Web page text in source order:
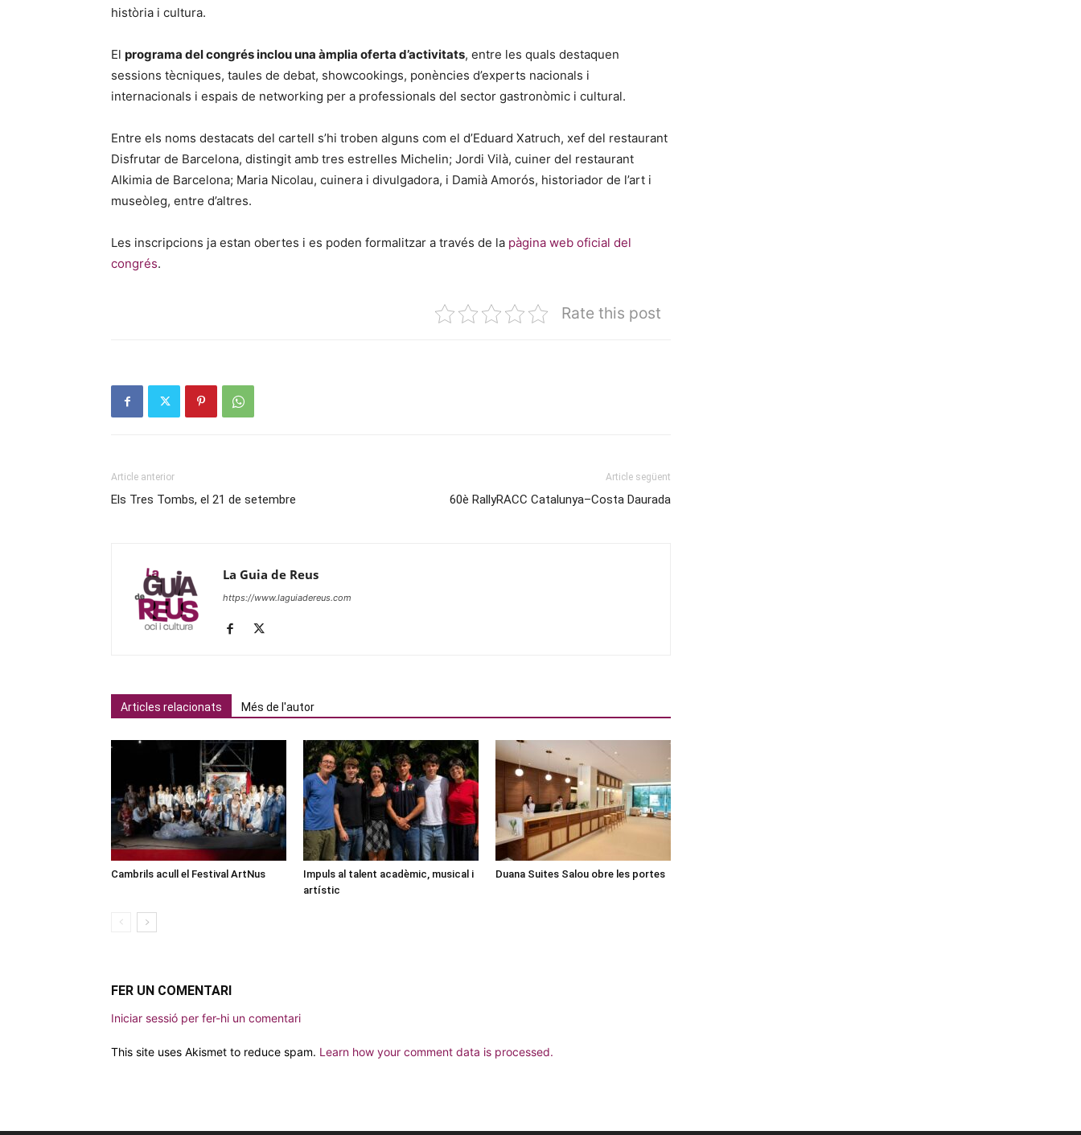
història i cultura.
El programa del congrés inclou una àmplia oferta d’activitats, entre les quals destaquen
sessions tècniques, taules de debat, showcookings, ponències d’experts nacionals i
internacionals i espais de networking per a professionals del sector gastronòmic i cultural.
Entre els noms destacats del cartell s’hi troben alguns com el d’Eduard Xatruch, xef del restaurant
Disfrutar de Barcelona, distingit amb tres estrelles Michelin; Jordi Vilà, cuiner del restaurant
Alkimia de Barcelona; Maria Nicolau, cuinera i divulgadora, i Damià Amorós, historiador de l’art i
museòleg, entre d’altres.
Les inscripcions ja estan obertes i es poden formalitzar a través de la pàgina web oficial del
congrés.
Rate this post
Article anterior
Els Tres Tombs, el 21 de setembre
Article següent
60è RallyRACC Catalunya–Costa Daurada
La Guia de Reus
https://www.laguiadereus.com
Articles relacionats Més de l'autor
Cambrils acull el Festival ArtNus
Impuls al talent acadèmic, musical i
artístic
Duana Suites Salou obre les portes
FER UN COMENTARI
Iniciar sessió per fer-hi un comentari
This site uses Akismet to reduce spam. Learn how your comment data is processed.